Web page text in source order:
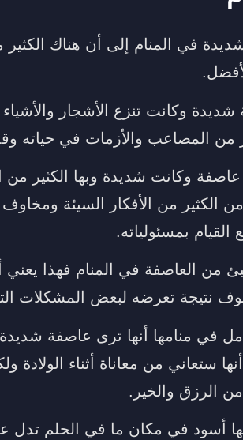
في المنام إلى أن هناك
شديدة وكانت تنزع الأشجار
من المصاعب والأزمات في حياته
وكانت شديدة وبها الكثير من
الكثير من الأفكار السيئة
بمسئولياته.
من العاصفة في المنام فهذا
نتيجة تعرضه لبعض المشكلات
في منامها أنها ترى عاصفة شديدة
ستعاني من معاناة أثناء
من الرزق والخير.
أسود في مكان ما في الحلم تدل